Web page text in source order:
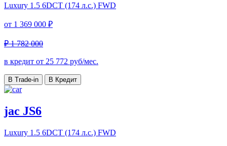
Luxury 1.5 6DCT (174 л.с.) FWD
от 1 369 000 ₽
₽ 1 782 000
в кредит от 25 772 руб/мес.
В Trade-in В Кредит
jac JS6
Luxury 1.5 6DCT (174 л.с.) FWD